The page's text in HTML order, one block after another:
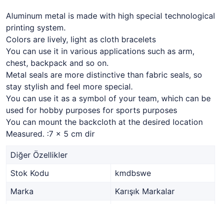
Aluminum metal is made with high special technological
printing system.
Colors are lively, light as cloth bracelets
You can use it in various applications such as arm,
chest, backpack and so on.
Metal seals are more distinctive than fabric seals, so
stay stylish and feel more special.
You can use it as a symbol of your team, which can be
used for hobby purposes for sports purposes
You can mount the backcloth at the desired location
Measured. :7 x 5 cm dir
Diğer Özellikler
Stok Kodu
kmdbswe
Marka
Karışık Markalar